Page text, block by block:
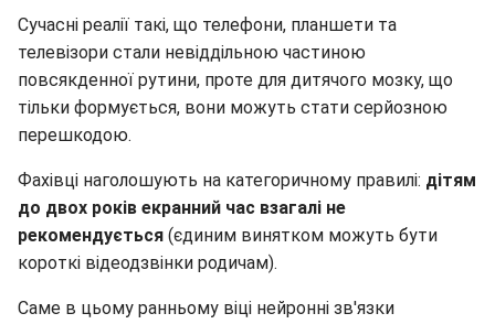
Сучасні реалії такі, що телефони, планшети та
телевізори стали невіддільною частиною
повсякденної рутини, проте для дитячого мозку, що
тільки формується, вони можуть стати серйозною
перешкодою.
Фахівці наголошують на категоричному правилі: дітям
до двох років екранний час взагалі не
рекомендується (єдиним винятком можуть бути
короткі відеодзвінки родичам).
Саме в цьому ранньому віці нейронні зв'язки